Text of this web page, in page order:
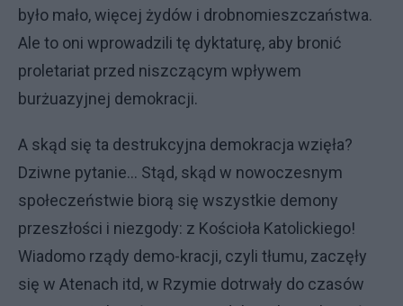
było mało, więcej żydów i drobnomieszczaństwa.
Ale to oni wprowadzili tę dyktaturę, aby bronić
proletariat przed niszczącym wpływem
burżuazyjnej demokracji.
A skąd się ta destrukcyjna demokracja wzięła?
Dziwne pytanie… Stąd, skąd w nowoczesnym
społeczeństwie biorą się wszystkie demony
przeszłości i niezgody: z Kościoła Katolickiego!
Wiadomo rządy demo-kracji, czyli tłumu, zaczęły
się w Atenach itd, w Rzymie dotrwały do czasów